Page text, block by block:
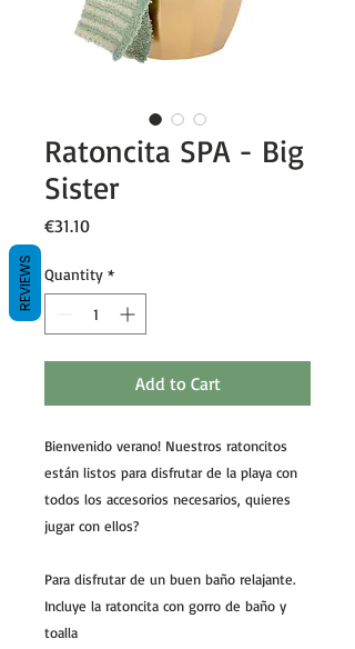
Ratoncita SPA - Big
Sister
€31.10Price
Quantity *
Add to Cart
Bienvenido verano! Nuestros ratoncitos
están listos para disfrutar de la playa con
todos los accesorios necesarios, quieres
jugar con ellos?
Para disfrutar de un buen baño relajante.
Incluye la ratoncita con gorro de baño y
toalla
REVIEWS